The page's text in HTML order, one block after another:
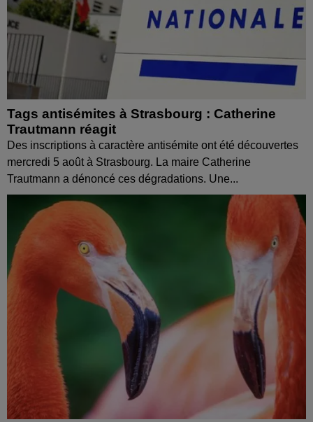
Tags antisémites à Strasbourg : Catherine
Trautmann réagit
Des inscriptions à caractère antisémite ont été découvertes
mercredi 5 août à Strasbourg. La maire Catherine
Trautmann a dénoncé ces dégradations. Une...